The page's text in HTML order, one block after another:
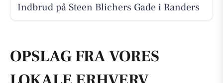
Indbrud på Steen Blichers Gade i Randers
OPSLAG FRA VORES